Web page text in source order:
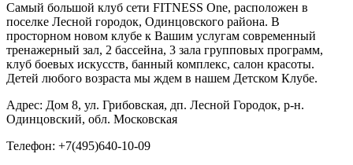
Самый большой клуб сети FITNESS One, расположен в
поселке Лесной городок, Одинцовского района. В
просторном новом клубе к Вашим услугам современный
тренажерный зал, 2 бассейна, 3 зала групповых программ,
клуб боевых искусств, банный комплекс, салон красоты.
Детей любого возраста мы ждем в нашем Детском Клубе.
Адрес: Дом 8, ул. Грибовская, дп. Лесной Городок, р-н.
Одинцовский, обл. Московская
Телефон: +7(495)640-10-09